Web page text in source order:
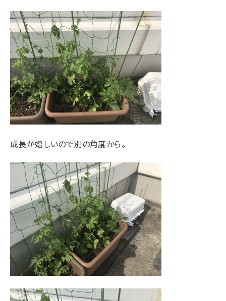
成長が嬉しいので別の角度から。